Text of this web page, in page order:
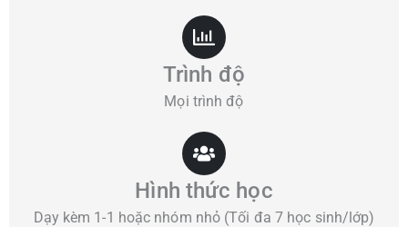
Trình độ
Mọi trình độ
Hình thức học
Dạy kèm 1-1 hoặc nhóm nhỏ (Tối đa 7 học sinh/lớp)